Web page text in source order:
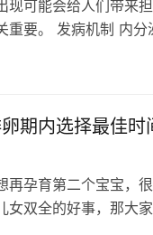
现可能会给人们带来担
重要。 发病机制 内分
期内选择最佳时
再孕育第二个宝宝，
女双全的好事，那大家